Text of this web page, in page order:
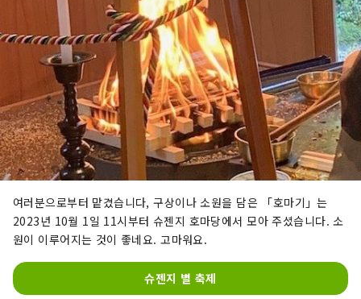
여러분으로부터 맡겼습니다, 구상이나 소원을 담은 「호마기」는
2023년 10월 1일 11시부터 슈젠지 호마당에서 모아 주셨습니다. 소
원이 이루어지는 것이 좋네요. 고마워요.
슈젠지 별 축제